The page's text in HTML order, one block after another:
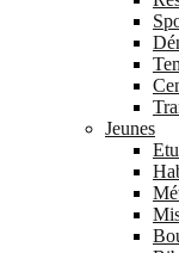
Jeunes